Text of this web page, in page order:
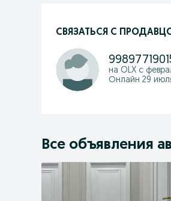
СВЯЗАТЬСЯ С
на OLX с
Онлайн 29
Все объявления